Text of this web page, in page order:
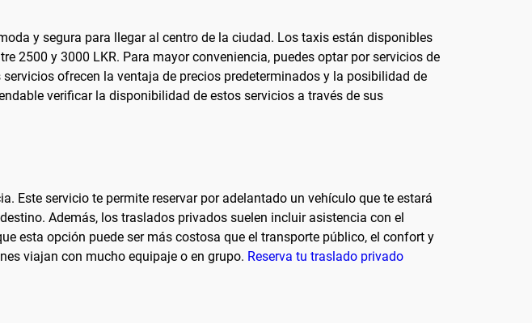
y segura para llegar al centro de la ciudad. Los taxis están disponibles
2500 y 3000 LKR. Para mayor conveniencia, puedes optar por servicios de
ofrecen la ventaja de precios predeterminados y la posibilidad de
verificar la disponibilidad de estos servicios a través de sus
Este servicio te permite reservar por adelantado un vehículo que te estará
Además, los traslados privados suelen incluir asistencia con el
esta opción puede ser más costosa que el transporte público, el confort y
viajan con mucho equipaje o en grupo. Reserva tu traslado privado